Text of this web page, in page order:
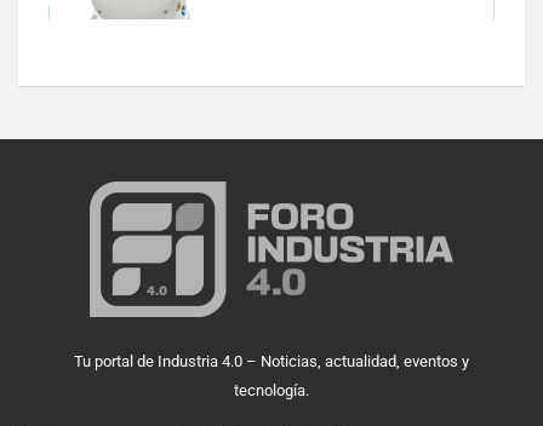
Tu portal de Industria 4.0 – Noticias, actualidad, eventos y
tecnología.